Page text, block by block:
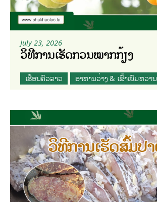
July 23, 2026
ວິທີການເຮັດກວນໝາກກ້ຽງ
ເຮືອນຄົວລາວ ອາຫານວ່າງ & ເຂົ້າໜົມຫວານ